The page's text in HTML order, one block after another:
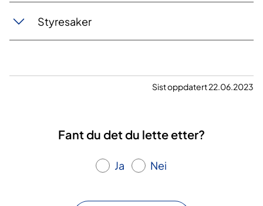
Styresaker
Sist oppdatert 22.06.2023
Fant du det du lette etter?
Ja Nei